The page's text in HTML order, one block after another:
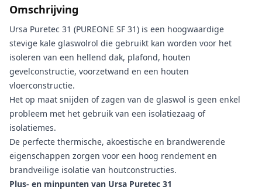
Omschrijving
Ursa Puretec 31 (PUREONE SF 31) is een hoogwaardige
stevige kale glaswolrol die gebruikt kan worden voor het
isoleren van een hellend dak, plafond, houten
gevelconstructie, voorzetwand en een houten
vloerconstructie.
Het op maat snijden of zagen van de glaswol is geen enkel
probleem met het gebruik van een isolatiezaag of
isolatiemes.
De perfecte thermische, akoestische en brandwerende
eigenschappen zorgen voor een hoog rendement en
brandveilige isolatie van houtconstructies.
Plus- en minpunten van Ursa Puretec 31